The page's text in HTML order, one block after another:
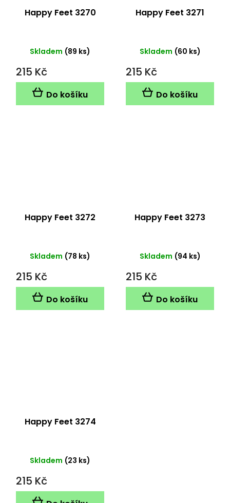
Happy Feet 3270
Skladem (89 ks)
215 Kč
Do košíku
Happy Feet 3271
Skladem (60 ks)
215 Kč
Do košíku
Happy Feet 3272
Skladem (78 ks)
215 Kč
Do košíku
Happy Feet 3273
Skladem (94 ks)
215 Kč
Do košíku
Happy Feet 3274
Skladem (23 ks)
215 Kč